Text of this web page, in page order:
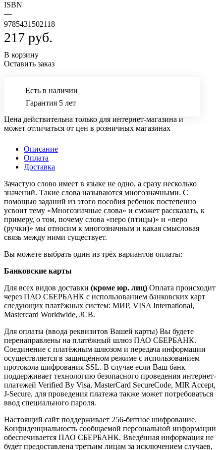
ISBN
—
9785431502118
217 руб.
В корзину
Оставить заказ
Есть в наличии
Гарантия 5 лет
Цена действительна только для интернет-магазина и
может отличаться от цен в розничных магазинах
Описание
Оплата
Доставка
Зачастую слово имеет в языке не одно, а сразу несколько
значений. Такие слова называются многозначными. С
помощью заданий из этого пособия ребенок постепенно
усвоит тему «Многозначные слова» и сможет рассказать, к
примеру, о том, почему слова «перо (птицы)» и «перо
(ручки)» мы относим к многозначным и какая смысловая
связь между ними существует.
Вы можете выбрать один из трёх вариантов оплаты:
Банковские карты
Для всех видов доставки (кроме юр. лиц) Оплата происходит
через ПАО СБЕРБАНК с использованием банковских карт
следующих платёжных систем: МИР, VISA International,
Mastercard Worldwide, JCB.
Для оплаты (ввода реквизитов Вашей карты) Вы будете
перенаправлены на платёжный шлюз ПАО СБЕРБАНК.
Соединение с платёжным шлюзом и передача информации
осуществляется в защищённом режиме с использованием
протокола шифрования SSL. В случае если Ваш банк
поддерживает технологию безопасного проведения интернет-
платежей Verified By Visa, MasterCard SecureCode, MIR Accept,
J-Secure, для проведения платежа также может потребоваться
ввод специального пароля.
Настоящий сайт поддерживает 256-битное шифрование.
Конфиденциальность сообщаемой персональной информации
обеспечивается ПАО СБЕРБАНК. Введённая информация не
будет предоставлена третьим лицам за исключением случаев,